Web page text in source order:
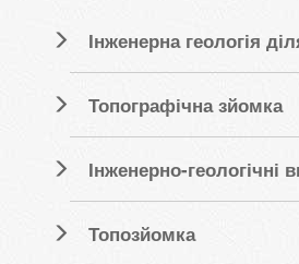
Інженерна геологія
Топографічна зйомка
Інженерно-геологічні
Топозйомка